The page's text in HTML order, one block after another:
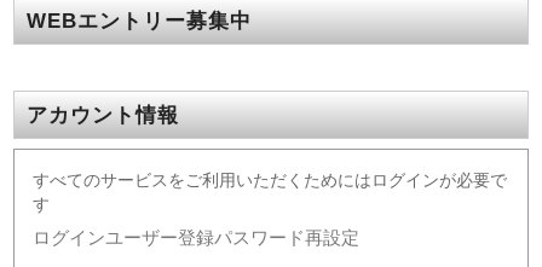
WEBエントリー募集中
アカウント情報
すべてのサービスをご利用いただくためにはログインが必要で
す
ログインユーザー登録パスワード再設定